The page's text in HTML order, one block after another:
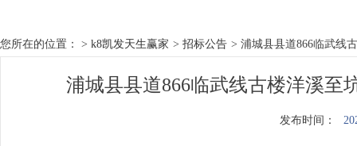
您所在的位置： > k8凯发天生赢家 > 招标公告 > 浦城县县道866临武线
浦城县县道866临武线古楼洋溪至
发布时间：